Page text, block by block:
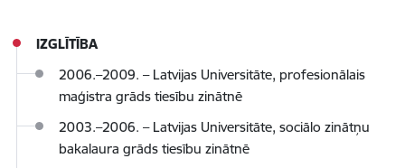
IZGLĪTĪBA
2006.–2009. – Latvijas Universitāte, profesionālais
maģistra grāds tiesību zinātnē
2003.–2006. – Latvijas Universitāte, sociālo zinātņu
bakalaura grāds tiesību zinātnē